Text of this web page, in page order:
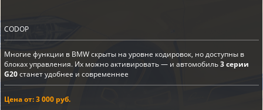
CODOP
Многие функции в BMW скрыты на уровне кодировок, но доступны в
блоках управления. Их можно активировать — и автомобиль3 серии
G20станет удобнее и современнее
Цена от: 3 000 руб.